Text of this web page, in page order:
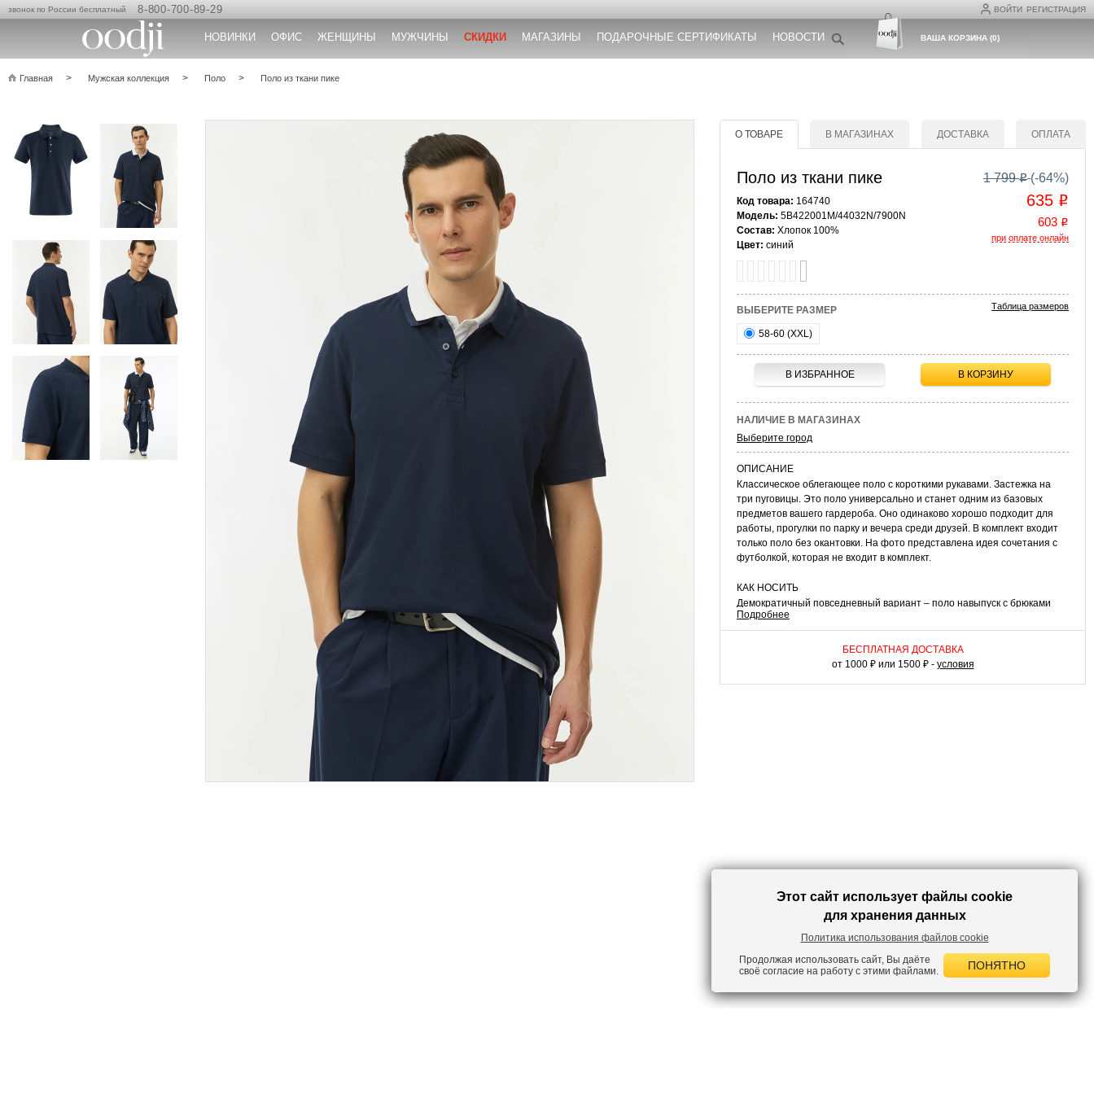
ВОЙТИ РЕГИСТРАЦИЯ
звонок по России бесплатный 8-800-700-89-29
НОВИНКИ ОФИС ЖЕНЩИНЫ МУЖЧИНЫ СКИДКИ МАГАЗИНЫ ПОДАРОЧНЫЕ СЕРТИФИКАТЫ НОВОСТИ ВАША КОРЗИНА(0)
Главная Мужская коллекция Поло Поло из ткани пике
О ТОВАРЕ В МАГАЗИНАХ ДОСТАВКА ОПЛАТА
Поло из ткани пике
Код товара: 164740
Модель: 5B422001M/44032N/7900N
Состав: Хлопок 100%
Цвет: синий
1 799o (-64%)
635 o
603 o
при оплате онлайн
ВЫБЕРИТЕ РАЗМЕР Таблица размеров
58-60 (XXL)
В ИЗБРАННОЕ В КОРЗИНУ
НАЛИЧИЕ В МАГАЗИНАХ
Выберите город
ОПИСАНИЕ
Классическое облегающее поло с короткими рукавами. Застежка на
три пуговицы. Это поло универсально и станет одним из базовых
предметов вашего гардероба. Оно одинаково хорошо подходит для
работы, прогулки по парку и вечера среди друзей. В комплект входит
только поло без окантовки. На фото представлена идея сочетания с
футболкой, которая не входит в комплект.
КАК НОСИТЬ
Демократичный повседневный вариант – поло навыпуск с брюками
или шортами. Уместен будет комплект с джинсами и кроссовками. При
создании классического образа с оттенком ретро поло следует
заправлять в брюки. В прохладную погоду можно дополнить образ
Подробнее
БЕСПЛАТНАЯ ДОСТАВКА
от 1000 ₽ или 1500 ₽ - условия
Этот сайт использует файлы cookie
для хранения данных
Политика использования файлов cookie
Продолжая использовать сайт, Вы даёте
своё согласие на работу с этими файлами.
ПОНЯТНО